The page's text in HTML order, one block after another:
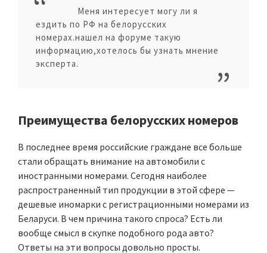
Меня интересует могу ли я
ездить по РФ на белорусских
номерах.нашел на форуме такую
информацию,хотелось бы узнать мнение
эксперта.
Преимущества белорусских номеров
В последнее время российские граждане все больше
стали обращать внимание на автомобили с
иностранными номерами. Сегодня наиболее
распространенный тип продукции в этой сфере —
дешевые иномарки с регистрационными номерами из
Беларуси. В чем причина такого спроса? Есть ли
вообще смысл в скупке подобного рода авто?
Ответы на эти вопросы довольно просты.